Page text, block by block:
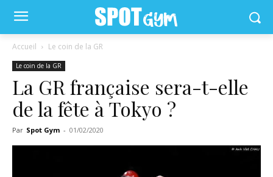
Accueil Le coin de la GR
Le coin de la GR
La GR française sera-t-elle
de la fête à Tokyo ?
Par Spot Gym - 01/02/2020